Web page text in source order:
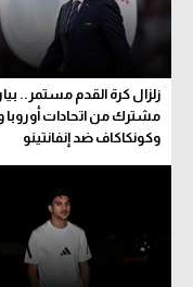
زلزال كرة القدم مستمر..
مشترك من اتحادات أوروبا
وكونكاكاف ضد إنفانتينو